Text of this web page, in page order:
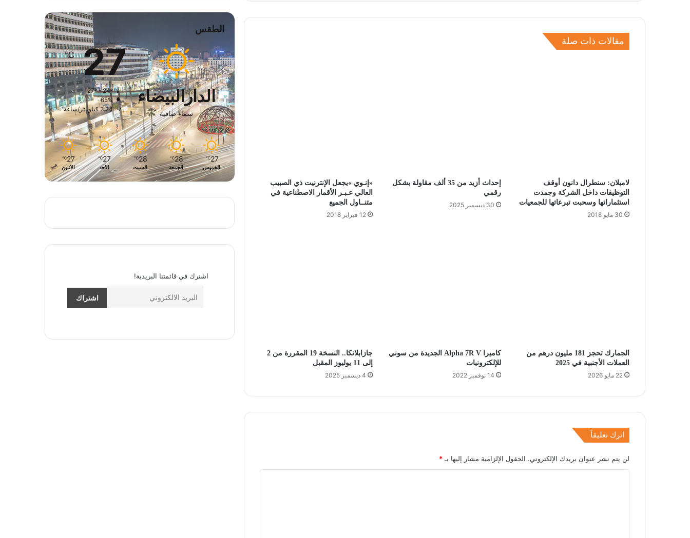
مقالات ذات صلة
لامبلان: سنطرال دانون أوقف
التوظيفات داخل الشركة وجمدت
استثماراتها وسحبت تبرعاتها للجمعيات
30 مايو 2018
إحداث أزيد من 35 ألف مقاولة بشكل
رقمي
30 ديسمبر 2025
‬متنــاول‭ ‬الجميع
12 فبراير 2018
الجمارك تحجز 181 مليون درهم من
العملات الأجنبية في 2025
22 مايو 2026
كاميرا Alpha 7R V الجديدة من سوني
للإلكترونيات
14 نوفمبر 2022
جازابلانكا.. النسخة 19 المقررة من 2
إلى 11 يوليوز المقبل
4 ديسمبر 2025
اترك تعليقاً
لن يتم نشر عنوان بريدك الإلكتروني. الحقول الإلزامية مشار إليها بـ *
الطقس
الدارالبيضاء
سماء صافية
27
℃
27º - 24º
65%
2.24 كيلومتر/ساعة
27
℃
الخميس
28
℃
الجمعة
28
℃
السبت
27
℃
الأحد
27
℃
الأثنين
اشترك في قائمتنا البريدية!